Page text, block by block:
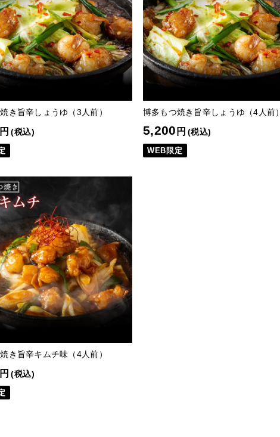
き旨辛しょうゆ（3人前）
円 (税込)
博多もつ焼き旨辛しょうゆ（4人前）
5,200 円 (税込)
WEB限定
き旨辛キムチ味（4人前）
円 (税込)